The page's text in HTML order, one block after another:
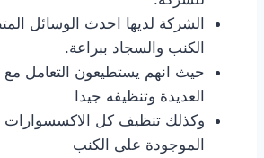
الشركة لديها احدث الوسائل
الكنب والسجاد ببراعة.
حيث انهم يستطيعون التعامل مع
العديدة وتنظيفه جيدا
وكذلك تنظيف كل الاكسسوارات
الموجودة على الكنب